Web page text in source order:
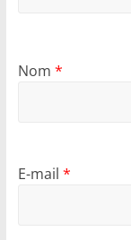
Nom *
E-mail *